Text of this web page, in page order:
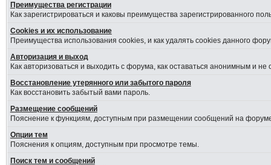
Преимущества регистрации
Как зарегистрироваться и каковы преимущества зарегистрированного
Cookies и их использование
Преимущества использования cookies, и как удалять cookies данного
Авторизация и выход
Как авторизоваться и выходить с форума, как оставаться анонимным и
Восстановление утерянного или забытого пароля
Как восстановить забытый вами пароль.
Размещение сообщений
Пояснение к функциям, доступным при размещении сообщений на
Опции тем
Пояснения к опциям, доступным при просмотре темы.
Поиск тем и сообщений